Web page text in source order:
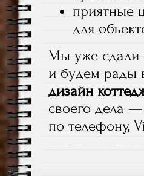
приятные
для
Мы уже сдали
и будем рады
дизайн
своего дела —
по телефону,